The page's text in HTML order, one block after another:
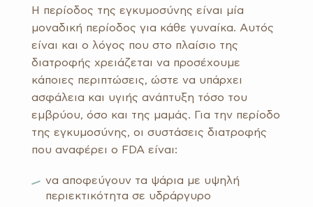
Η περίοδος της εγκυμοσύνης είναι μία
μοναδική περίοδος για κάθε γυναίκα. Αυτός
είναι και ο λόγος που στο πλαίσιο της
διατροφής χρειάζεται να προσέχουμε
κάποιες περιπτώσεις, ώστε να υπάρχει
ασφάλεια και υγιής ανάπτυξη τόσο του
εμβρύου, όσο και της μαμάς. Για την περίοδο
της εγκυμοσύνης, οι συστάσεις διατροφής
που αναφέρει ο FDA είναι:
να αποφεύγουν τα ψάρια με υψηλή
περιεκτικότητα σε υδράργυρο